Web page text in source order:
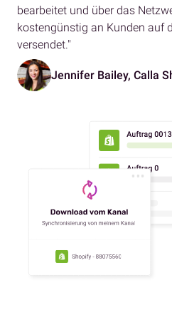
bearbeitet und über das
kostengünstig an Kunden auf
versendet."
Jennifer Bailey, Calla